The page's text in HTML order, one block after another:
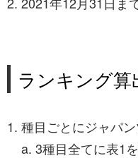
ランキング算
種目ごとにジャパ
3種目全てに表1